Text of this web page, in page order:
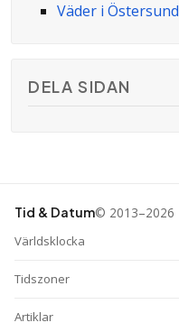
Väder i Östersund
DELA SIDAN
Tid & Datum© 2013–2026
Världsklocka
Tidszoner
Artiklar